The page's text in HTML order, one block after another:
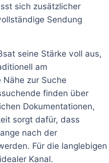
sich zusätzlicher
Sendung
seine Stärke voll aus,
am
zur Suche
finden über
Dokumentationen,
sorgt dafür, dass
nach der
Für die langlebigen
Kanal.